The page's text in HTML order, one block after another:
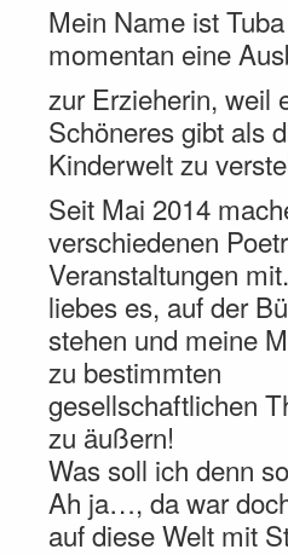
Mein Name ist
momentan eine
zur Erzieherin, weil
Schöneres gibt als
Kinderwelt zu
Seit Mai 2014
verschiedenen
Veranstaltungen
liebes es, auf der
stehen und meine
zu bestimmten
gesellschaftlichen
zu äußern!
Was soll ich denn
Ah ja…, da war
auf diese Welt mit